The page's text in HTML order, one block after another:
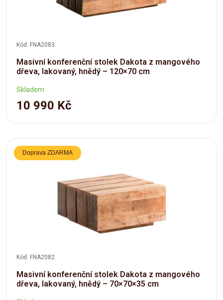
Kód: FNA2083
Masivní konferenční stolek Dakota z mangového
dřeva, lakovaný, hnědý – 120×70 cm
Skladem
10 990 Kč
Doprava ZDARMA
Kód: FNA2082
Masivní konferenční stolek Dakota z mangového
dřeva, lakovaný, hnědý – 70×70×35 cm